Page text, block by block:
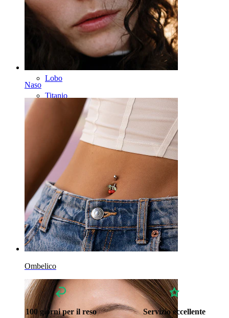
Naso
Ombelico
Ferri di cavallo
Cerchi
Attrezzi
Lobo
Titanio
100 giorni per il reso Servizio eccellente